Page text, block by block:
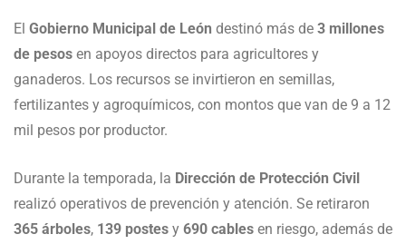
El Gobierno Municipal de León destinó más de 3 millones
de pesos en apoyos directos para agricultores y
ganaderos. Los recursos se invirtieron en semillas,
fertilizantes y agroquímicos, con montos que van de 9 a 12
mil pesos por productor.
Durante la temporada, la Dirección de Protección Civil
realizó operativos de prevención y atención. Se retiraron
365 árboles, 139 postes y 690 cables en riesgo, además de